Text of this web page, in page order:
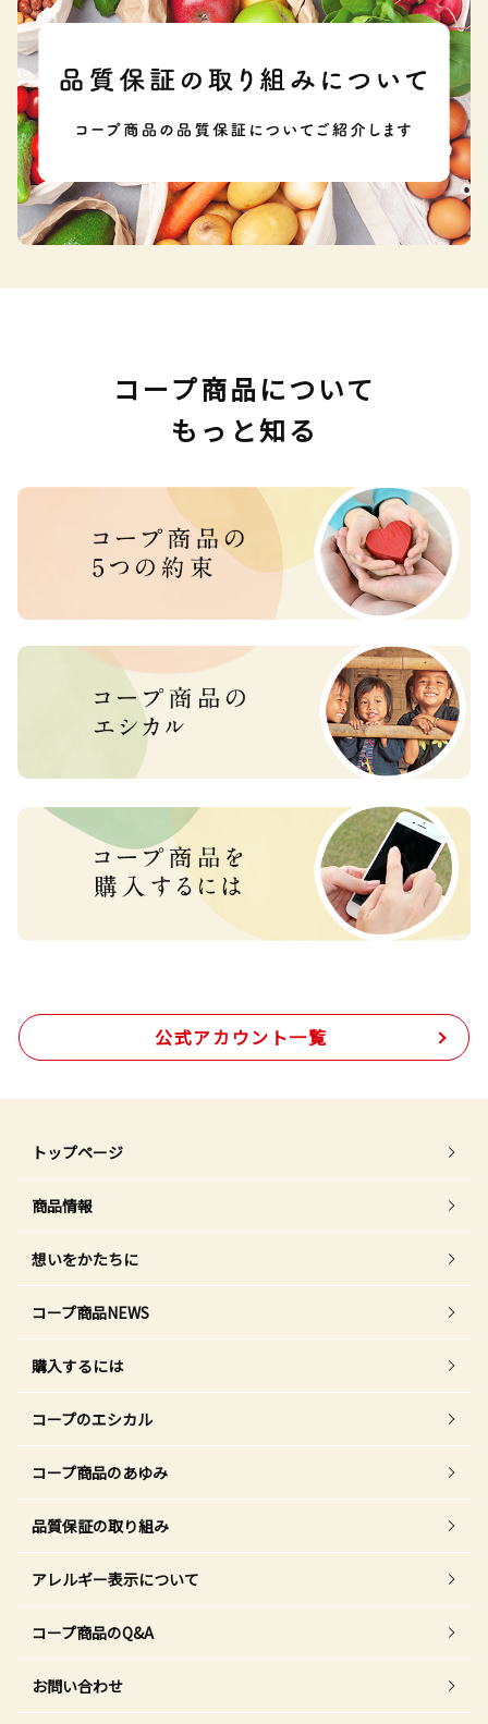
コープ商品について
もっと知る
公式アカウント一覧
トップページ
商品情報
想いをかたちに
コープ商品NEWS
購入するには
コープのエシカル
コープ商品のあゆみ
品質保証の取り組み
アレルギー表示について
コープ商品のQ&A
お問い合わせ